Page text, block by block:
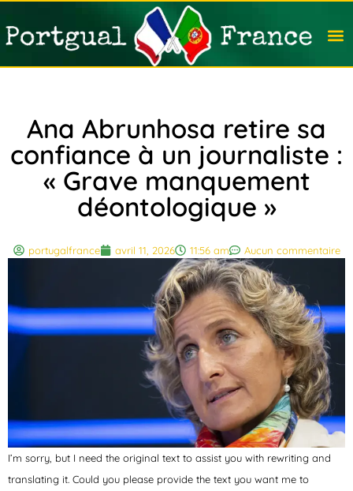
Ana Abrunhosa retire sa
confiance à un journaliste :
« Grave manquement
déontologique »
portugalfrance avril 11, 2026 11:56 am Aucun commentaire
I’m sorry, but I need the original text to assist you with rewriting and
translating it. Could you please provide the text you want me to